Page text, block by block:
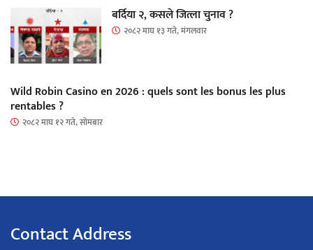
बर्दिया २, कसले जित्ला चुनाव ?
२०८२ माघ १३ गते, मंगलवार
Wild Robin Casino en 2026 : quels sont les bonus les plus
rentables ?
२०८२ माघ १२ गते, सोमबार
Contact Address